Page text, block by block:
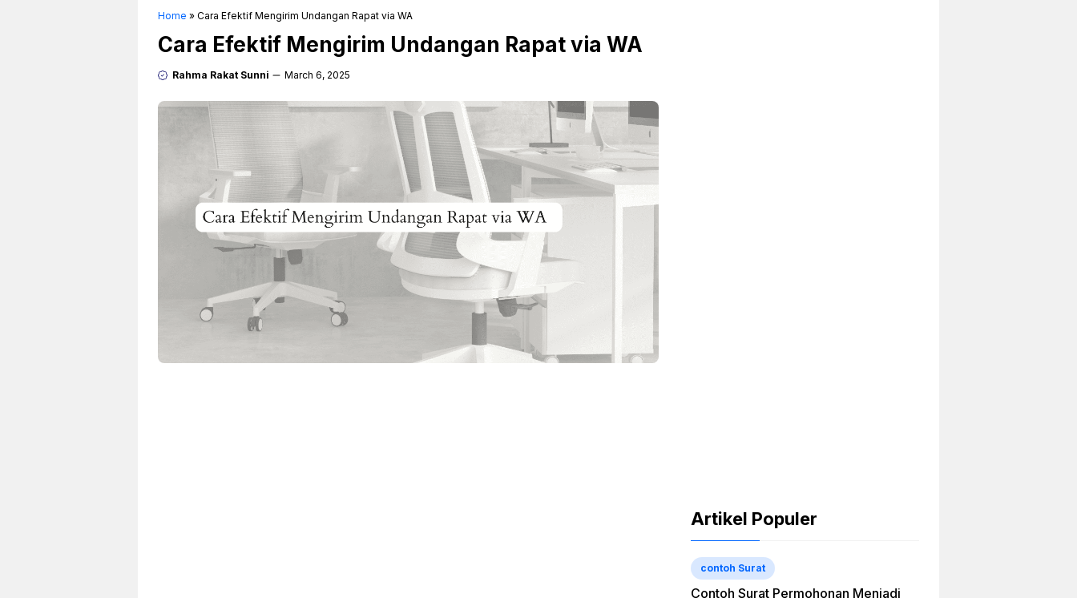
Home » Cara Efektif Mengirim Undangan Rapat via WA
Cara Efektif Mengirim Undangan Rapat via WA
Rahma Rakat Sunni March 6, 2025
Artikel Populer
contoh Surat
Contoh Surat Permohonan Menjadi